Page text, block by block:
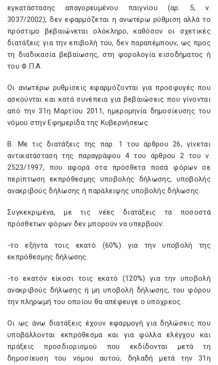
εγκατάστασης απαγορευμένου παιγνίου (αρ. 5, ν.
3037/2002), δεν εφαρμόζεται η ανωτέρω ρύθμιση αλλά το
πρόστιμο βεβαιώνεται ολόκληρο, καθόσον οι σχετικές
διατάξεις για την επιβολή του, δεν παραπέμπουν, ως προς
τη διαδικασία βεβαίωσης, στη φορολογία εισοδήματος ή
του Φ.Π.Α.
Οι ανωτέρω ρυθμίσεις εφαρμόζονται για προσφυγές που
ασκούνται και κατά συνέπεια για βεβαιώσεις που γίνονται
από την 31η Μαρτίου 2011, ημερομηνία δημοσίευσης του
νόμου στην Εφημερίδα της Κυβερνήσεως.
Β. Με τις διατάξεις της παρ. 1 του άρθρου 26, γίνεται
αντικατάσταση της παραγράφου 4 του άρθρου 2 του ν.
2523/1997, που αφορά στα πρόσθετα ποσά φόρων σε
περίπτωση εκπρόθεσμης υποβολής δήλωσης, υποβολής
ανακριβούς δήλωσης ή παράλειψης υποβολής δήλωσης.
Συγκεκριμένα, με τις νέες διατάξεις τα ποσοστά
πρόσθετων φόρων δεν μπορούν να υπερβούν:
-το εξήντα τοις εκατό (60%) για την υποβολή της
εκπρόθεσμης δήλωσης.
-το εκατόν είκοσι τοις εκατό (120%) για την υποβολή
ανακριβούς δήλωσης ή μη υποβολή δήλωσης, του φόρου
την πληρωμή του οποίου θα απέφευγε ο υπόχρεος.
Οι ως άνω διατάξεις έχουν εφαρμογή για δηλώσεις που
υποβάλλονται εκπρόθεσμα και για φύλλα ελέγχου και
πράξεις προσδιορισμού που εκδίδονται μετά τη
δημοσίευση του νόμου αυτού, δηλαδή μετά την 31η